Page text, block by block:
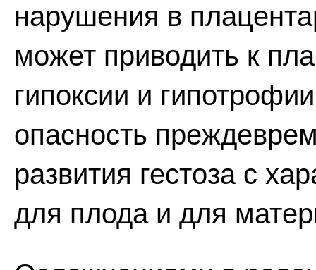
нарушения в
может приводить к
гипоксии и
опасность
развития гестоза с
для плода и для